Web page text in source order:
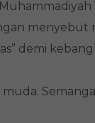
menyebut
demi